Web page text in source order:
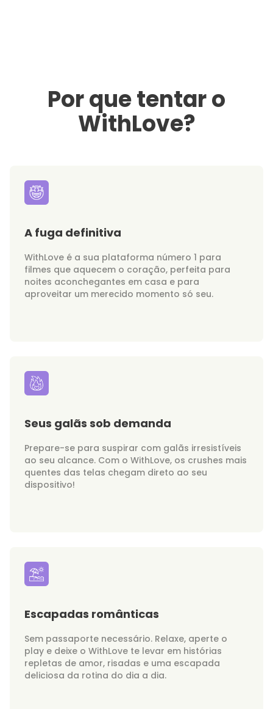
Por que tentar o
WithLove?
A fuga definitiva
WithLove é a sua plataforma número 1 para
filmes que aquecem o coração, perfeita para
noites aconchegantes em casa e para
aproveitar um merecido momento só seu.
Seus galãs sob demanda
Prepare-se para suspirar com galãs irresistíveis
ao seu alcance. Com o WithLove, os crushes mais
quentes das telas chegam direto ao seu
dispositivo!
Escapadas românticas
Sem passaporte necessário. Relaxe, aperte o
play e deixe o WithLove te levar em histórias
repletas de amor, risadas e uma escapada
deliciosa da rotina do dia a dia.